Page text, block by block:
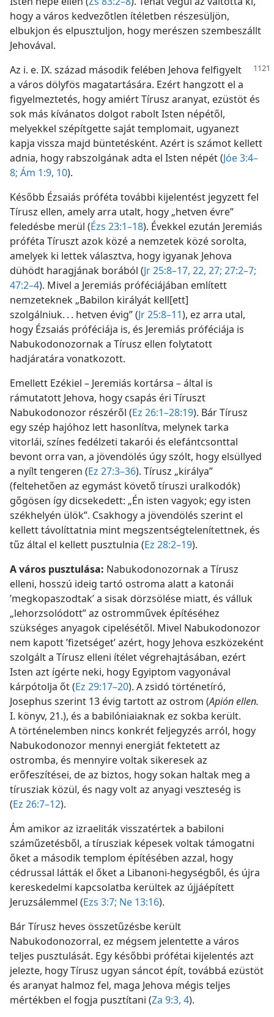
hogy a város kedvezőtlen ítéletben részesüljön,
elbukjon és elpusztuljon, hogy merészen szembeszállt
Jehovával.
Az i. e. IX. század második felében Jehova felfigyelt
a város dölyfös magatartására. Ezért hangzott el a
figyelmeztetés, hogy amiért Tírusz aranyat, ezüstöt és
sok más kívánatos dolgot rabolt Isten népétől,
melyekkel szépítgette saját templomait, ugyanezt
kapja vissza majd büntetésként. Azért is számot kellett
adnia, hogy rabszolgának adta el Isten népét (Jóe 3:4–
8; Ám 1:9, 10).
Később Ézsaiás próféta további kijelentést jegyzett fel
Tírusz ellen, amely arra utalt, hogy „hetven évre”
feledésbe merül (Ézs 23:1–18). Évekkel ezután Jeremiás
próféta Tíruszt azok közé a nemzetek közé sorolta,
amelyek ki lettek választva, hogy igyanak Jehova
dühödt haragjának borából (Jr 25:8–17, 22, 27; 27:2–7;
47:2–4). Mivel a Jeremiás próféciájában említett
nemzeteknek „Babilon királyát kell[ett]
szolgálniuk. . . hetven évig” (Jr 25:8–11), ez arra utal,
hogy Ézsaiás próféciája is, és Jeremiás próféciája is
Nabukodonozornak a Tírusz ellen folytatott
hadjáratára vonatkozott.
Emellett Ezékiel – Jeremiás kortársa – által is
rámutatott Jehova, hogy csapás éri Tíruszt
Nabukodonozor részéről (Ez 26:1–28:19). Bár Tírusz
egy szép hajóhoz lett hasonlítva, melynek tarka
vitorlái, színes fedélzeti takarói és elefántcsonttal
bevont orra van, a jövendölés úgy szólt, hogy elsüllyed
a nyílt tengeren (Ez 27:3–36). Tírusz „királya”
(feltehetően az egymást követő tíruszi uralkodók)
gőgösen így dicsekedett: „Én isten vagyok; egy isten
székhelyén ülök”. Csakhogy a jövendölés szerint el
kellett távolíttatnia mint megszentségtelenítettnek, és
tűz által el kellett pusztulnia (Ez 28:2–19).
A város pusztulása: Nabukodonozornak a Tírusz
elleni, hosszú ideig tartó ostroma alatt a katonái
’megkopaszodtak’ a sisak dörzsölése miatt, és válluk
„lehorzsolódott” az ostromművek építéséhez
szükséges anyagok cipelésétől. Mivel Nabukodonozor
nem kapott ’fizetséget’ azért, hogy Jehova eszközeként
szolgált a Tírusz elleni ítélet végrehajtásában, ezért
Isten azt ígérte neki, hogy Egyiptom vagyonával
kárpótolja őt (Ez 29:17–20). A zsidó történetíró,
Josephus szerint 13 évig tartott az ostrom (Apión ellen.
I. könyv, 21.), és a babilóniaiaknak ez sokba került.
A történelemben nincs konkrét feljegyzés arról, hogy
Nabukodonozor mennyi energiát fektetett az
ostromba, és mennyire voltak sikeresek az
erőfeszítései, de az biztos, hogy sokan haltak meg a
tírusziak közül, és nagy volt az anyagi veszteség is
(Ez 26:7–12).
Ám amikor az izraeliták visszatértek a babiloni
száműzetésből, a tírusziak képesek voltak támogatni
őket a második templom építésében azzal, hogy
cédrussal látták el őket a Libanoni-hegységből, és újra
kereskedelmi kapcsolatba kerültek az újjáépített
Jeruzsálemmel (Ezs 3:7; Ne 13:16).
Bár Tírusz heves összetűzésbe került
Nabukodonozorral, ez mégsem jelentette a város
teljes pusztulását. Egy későbbi prófétai kijelentés azt
jelezte, hogy Tírusz ugyan sáncot épít, továbbá ezüstöt
és aranyat halmoz fel, maga Jehova mégis teljes
mértékben el fogja pusztítani (Za 9:3, 4).